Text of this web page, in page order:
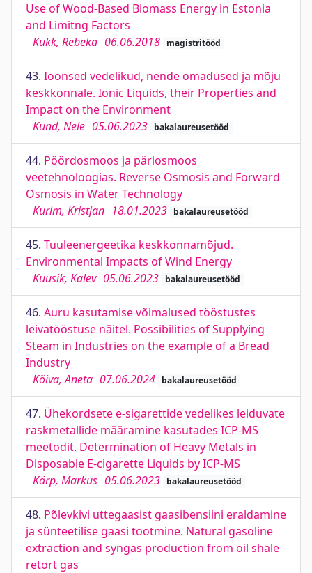
Use of Wood-Based Biomass Energy in Estonia
and Limitng Factors
Kukk, Rebeka 06.06.2018 magistritööd
43. Ioonsed vedelikud, nende omadused ja mõju
keskkonnale. Ionic Liquids, their Properties and
Impact on the Environment
Kund, Nele 05.06.2023 bakalaureusetööd
44. Pöördosmoos ja päriosmoos
veetehnoloogias. Reverse Osmosis and Forward
Osmosis in Water Technology
Kurim, Kristjan 18.01.2023 bakalaureusetööd
45. Tuuleenergeetika keskkonnamõjud.
Environmental Impacts of Wind Energy
Kuusik, Kalev 05.06.2023 bakalaureusetööd
46. Auru kasutamise võimalused tööstustes
leivatööstuse näitel. Possibilities of Supplying
Steam in Industries on the example of a Bread
Industry
Kõiva, Aneta 07.06.2024 bakalaureusetööd
47. Ühekordsete e-sigarettide vedelikes leiduvate
raskmetallide määramine kasutades ICP-MS
meetodit. Determination of Heavy Metals in
Disposable E-cigarette Liquids by ICP-MS
Kärp, Markus 05.06.2023 bakalaureusetööd
48. Põlevkivi uttegaasist gaasibensiini eraldamine
ja sünteetilise gaasi tootmine. Natural gasoline
extraction and syngas production from oil shale
retort gas